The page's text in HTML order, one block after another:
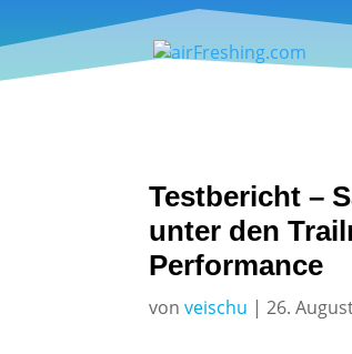
Testbericht –
unter den
Performance
vonveischu |26.